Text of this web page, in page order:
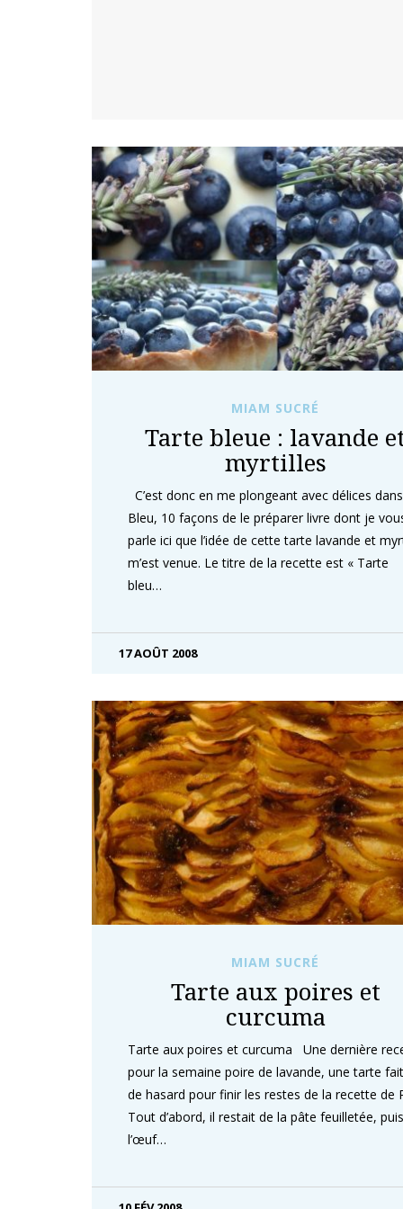
MIAM SUCRÉ
Tarte bleue : lavande
myrtilles
C’est donc en me plongeant avec délices
Bleu, 10 façons de le préparer livre dont je
parle ici que l’idée de cette tarte lavande et
m’est venue. Le titre de la recette est « Tarte
bleu…
17 AOÛT 2008
MIAM SUCRÉ
Tarte aux poires et
curcuma
Tarte aux poires et curcuma Une dernière
pour la semaine poire de lavande, une tarte
de hasard pour finir les restes de la recette de
Tout d’abord, il restait de la pâte feuilletée,
l’œuf…